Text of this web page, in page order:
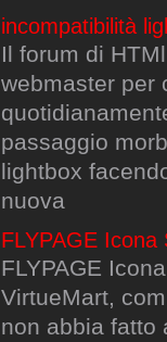
incompatibilità
Il forum di
webmaster per
passaggio
lightbox
nuova
FLYPAGE
FLYPAGE
VirtueMart,
non abbia fatto